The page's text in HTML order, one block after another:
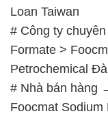
Loan Taiwan
# Công ty
Formate >
Petrochemical
# Nhà bán hàng
Foocmat Sodium